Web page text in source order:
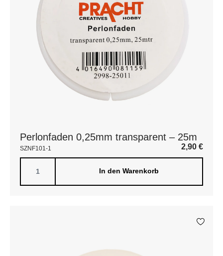
Perlonfaden 0,25mm transparent – 25m
SZNF101-1 2,90 €
In den Warenkorb